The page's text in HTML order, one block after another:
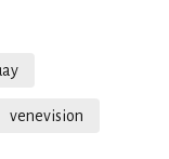
venevision